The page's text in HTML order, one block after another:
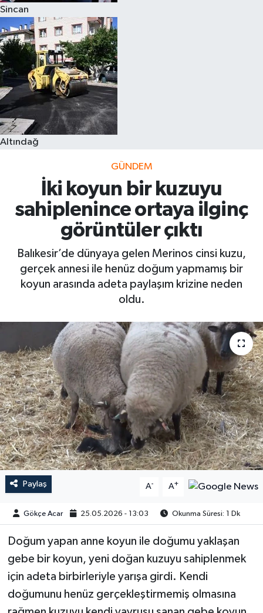
Sincan
Altındağ
GÜNDEM
İki koyun bir kuzuyu
sahiplenince ortaya ilginç
görüntüler çıktı
Balıkesir’de dünyaya gelen Merinos cinsi kuzu,
gerçek annesi ile henüz doğum yapmamış bir
koyun arasında adeta paylaşım krizine neden
oldu.
Paylaş A- A+
Gökçe Acar 25.05.2026 - 13:03 Okunma Süresi: 1 Dk
Doğum yapan anne koyun ile doğumu yaklaşan
gebe bir koyun, yeni doğan kuzuyu sahiplenmek
için adeta birbirleriyle yarışa girdi. Kendi
doğumunu henüz gerçekleştirmemiş olmasına